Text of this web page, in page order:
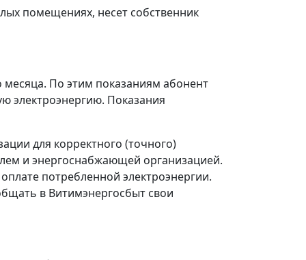
помещениях, несет собственник
По этим показаниям абонент
электроэнергию. Показания
для корректного (точного)
и энергоснабжающей организацией.
потребленной электроэнергии.
в Витимэнергосбыт свои